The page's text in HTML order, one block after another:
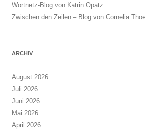
Wortnetz-Blog von Katrin Opatz
Zwischen den Zeilen – Blog von Cornelia
ARCHIV
August 2026
Juli 2026
Juni 2026
Mai 2026
April 2026